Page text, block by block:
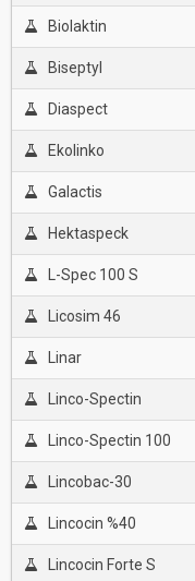
Biolaktin
Biseptyl
Diaspect
Ekolinko
Galactis
Hektaspeck
L-Spec 100 S
Licosim 46
Linar
Linco-Spectin
Linco-Spectin 100
Lincobac-30
Lincocin %40
Lincocin Forte S